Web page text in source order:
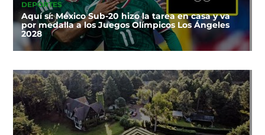
DEPORTES
Aquí sí: México Sub-20 hizo la tarea en casa y va
por medalla a los Juegos Olímpicos Los Ángeles
2028